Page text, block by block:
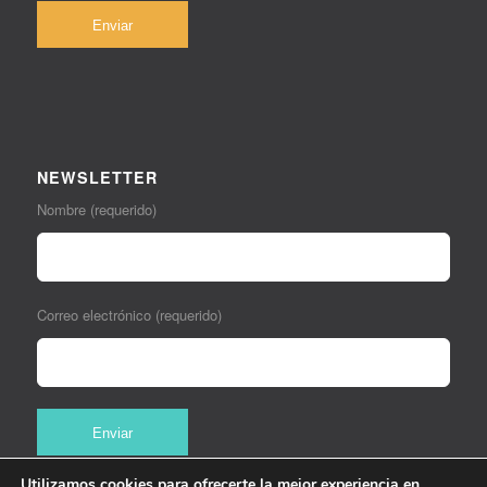
NEWSLETTER
Nombre (requerido)
Correo electrónico (requerido)